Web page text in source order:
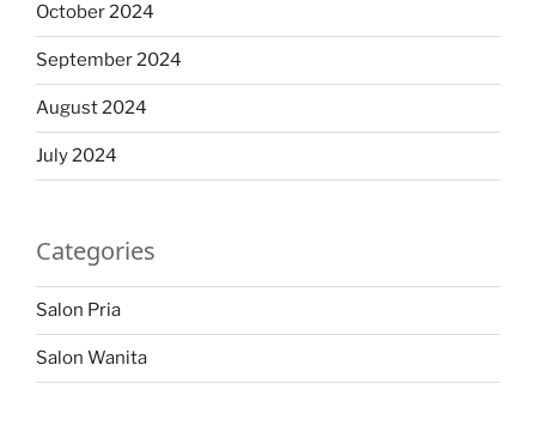
October 2024
September 2024
August 2024
July 2024
Categories
Salon Pria
Salon Wanita